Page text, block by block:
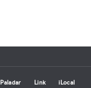
Paladar Link iLocal